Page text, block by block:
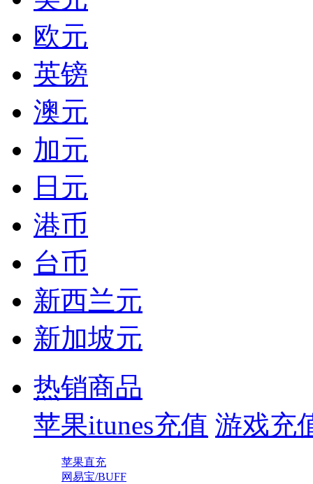
欧元
英镑
澳元
加元
日元
港币
台币
新西兰元
新加坡元
热销商品
苹果itunes充值 游戏充
苹果直充
网易宝/BUFF